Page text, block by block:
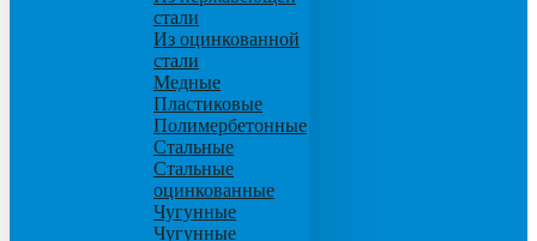
стали
Из оцинкованной
стали
Медные
Пластиковые
Полимербетонные
Стальные
Стальные
оцинкованные
Чугунные
Чугунные